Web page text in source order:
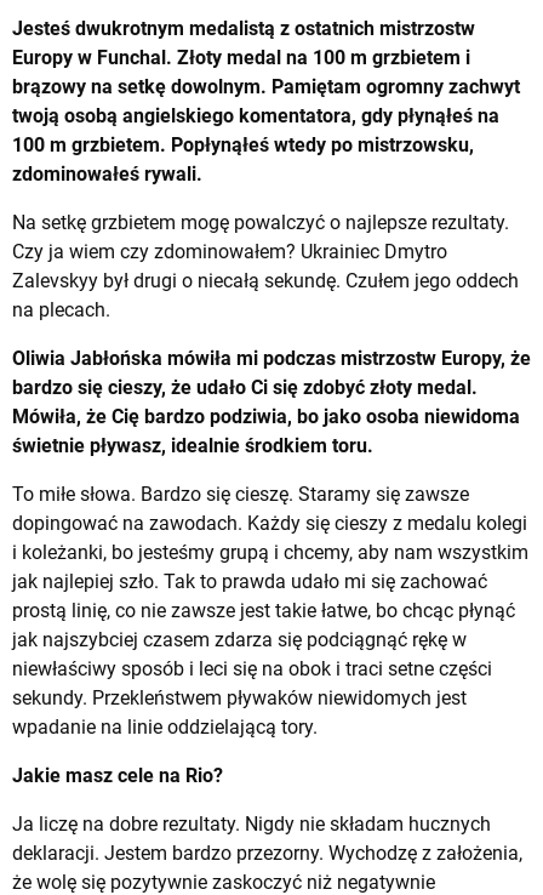
Jesteś dwukrotnym medalistą z ostatnich mistrzostw
Europy w Funchal. Złoty medal na 100 m grzbietem i
brązowy na setkę dowolnym. Pamiętam ogromny zachwyt
twoją osobą angielskiego komentatora, gdy płynąłeś na
100 m grzbietem. Popłynąłeś wtedy po mistrzowsku,
zdominowałeś rywali.
Na setkę grzbietem mogę powalczyć o najlepsze rezultaty.
Czy ja wiem czy zdominowałem? Ukrainiec Dmytro
Zalevskyy był drugi o niecałą sekundę. Czułem jego oddech
na plecach.
Oliwia Jabłońska mówiła mi podczas mistrzostw Europy, że
bardzo się cieszy, że udało Ci się zdobyć złoty medal.
Mówiła, że Cię bardzo podziwia, bo jako osoba niewidoma
świetnie pływasz, idealnie środkiem toru.
To miłe słowa. Bardzo się cieszę. Staramy się zawsze
dopingować na zawodach. Każdy się cieszy z medalu kolegi
i koleżanki, bo jesteśmy grupą i chcemy, aby nam wszystkim
jak najlepiej szło. Tak to prawda udało mi się zachować
prostą linię, co nie zawsze jest takie łatwe, bo chcąc płynąć
jak najszybciej czasem zdarza się podciągnąć rękę w
niewłaściwy sposób i leci się na obok i traci setne części
sekundy. Przekleństwem pływaków niewidomych jest
wpadanie na linie oddzielającą tory.
Jakie masz cele na Rio?
Ja liczę na dobre rezultaty. Nigdy nie składam hucznych
deklaracji. Jestem bardzo przezorny. Wychodzę z założenia,
że wolę się pozytywnie zaskoczyć niż negatywnie